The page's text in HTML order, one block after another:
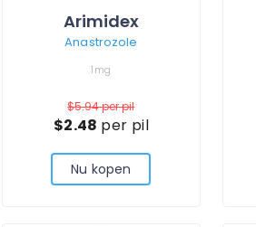
Arimidex
Anastrozole
1mg
$5.94per pil
$2.48 per pil
Nu kopen